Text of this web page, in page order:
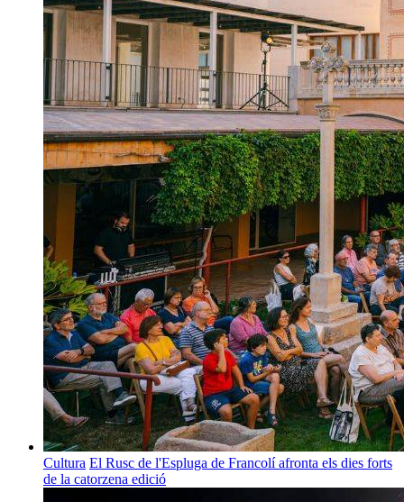
Cultura El Rusc de l'Espluga de Francolí afronta els dies forts
de la catorzena edició